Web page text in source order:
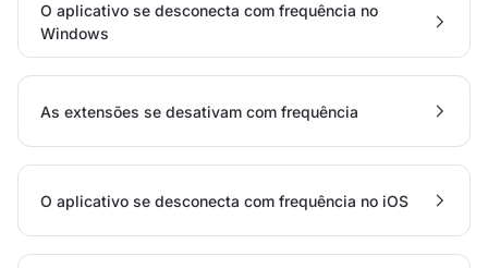
O aplicativo se desconecta com frequência no
Windows
As extensões se desativam com frequência
O aplicativo se desconecta com frequência no iOS